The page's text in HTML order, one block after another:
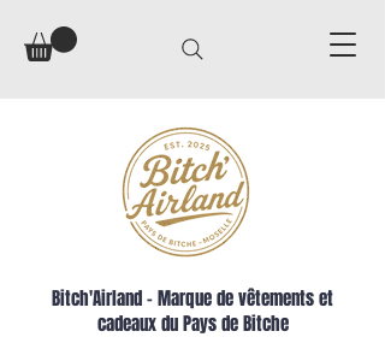
Bitch'Airland – Marque de vêtements et
cadeaux du Pays de Bitche